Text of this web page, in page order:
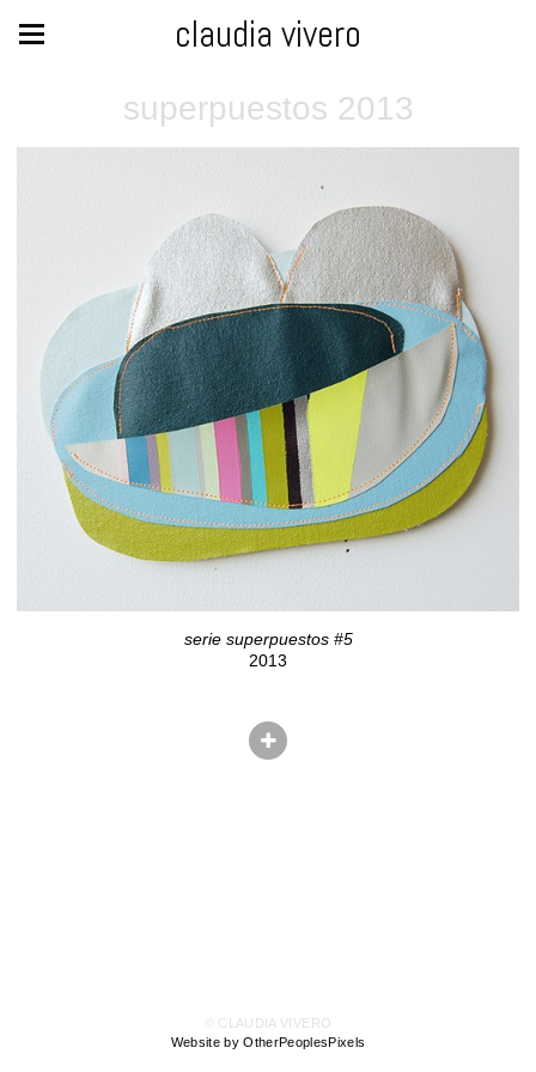
claudia vivero
superpuestos 2013
serie superpuestos #5
2013
© CLAUDIA VIVERO
Website by OtherPeoplesPixels